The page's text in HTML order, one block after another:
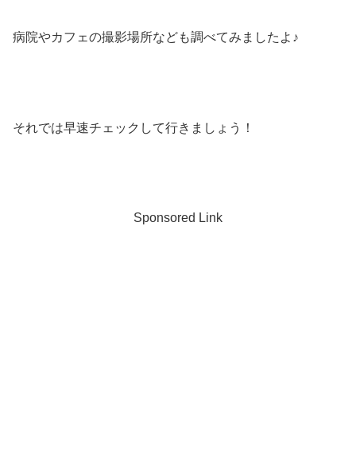
病院やカフェの撮影場所なども調べてみましたよ♪
それでは早速チェックして行きましょう！
Sponsored Link